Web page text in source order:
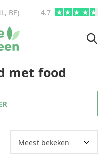
BE) 4.7
met food